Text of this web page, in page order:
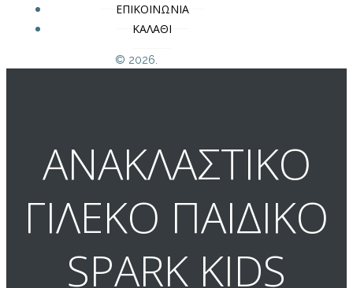
ΕΠΙΚΟΙΝΩΝΙΑ
ΚΑΛΑΘΙ
© 2026.
ΑΝΑΚΛΑΣΤΙΚΟ
ΓΙΛΕΚΟ ΠΑΙΔΙΚΟ
SPARK KIDS